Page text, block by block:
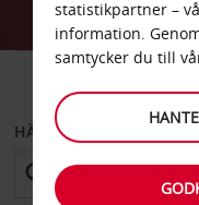
BIL
HÄMTA FRÅN
statistikpartner –
information.
samtycker du till